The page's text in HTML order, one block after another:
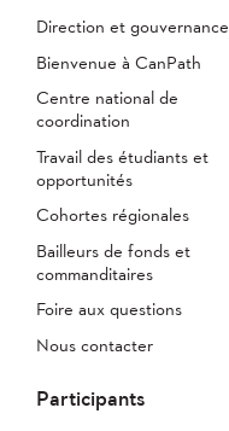
Direction et gouvernance
Bienvenue à CanPath
Centre national de
coordination
Travail des étudiants et
opportunités
Cohortes régionales
Bailleurs de fonds et
commanditaires
Foire aux questions
Nous contacter
Participants